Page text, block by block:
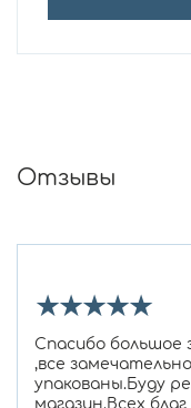
Отзывы
★★★★★
Спасибо большое
,все
упакованы.Буду
магазин.Всех